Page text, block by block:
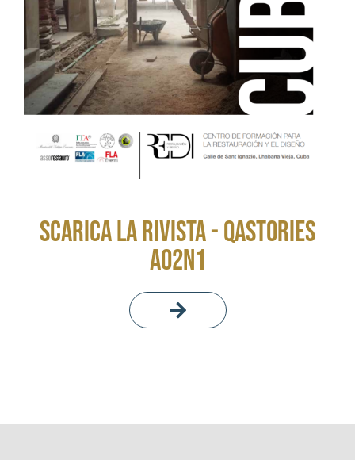
SCARICA LA RIVISTA - QASTORIES
A02N1